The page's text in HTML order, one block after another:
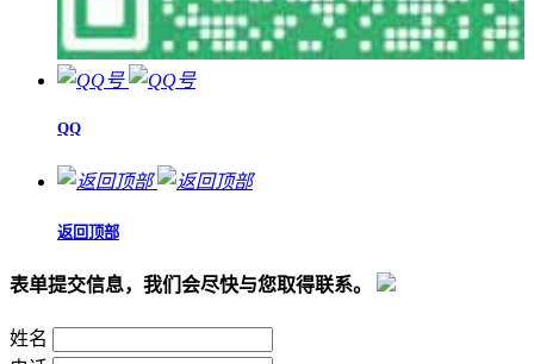
QQ
返回顶部
表单提交信息，我们会尽快与您取得联系。
姓名